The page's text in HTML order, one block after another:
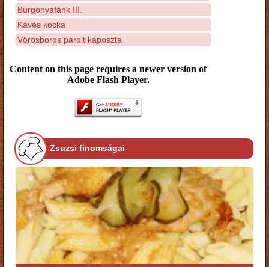
Burgonyafánk III.
Kávés kocka
Vörösboros párolt káposzta
Content on this page requires a newer version of
Adobe Flash Player.
Zsuzsi finomságai